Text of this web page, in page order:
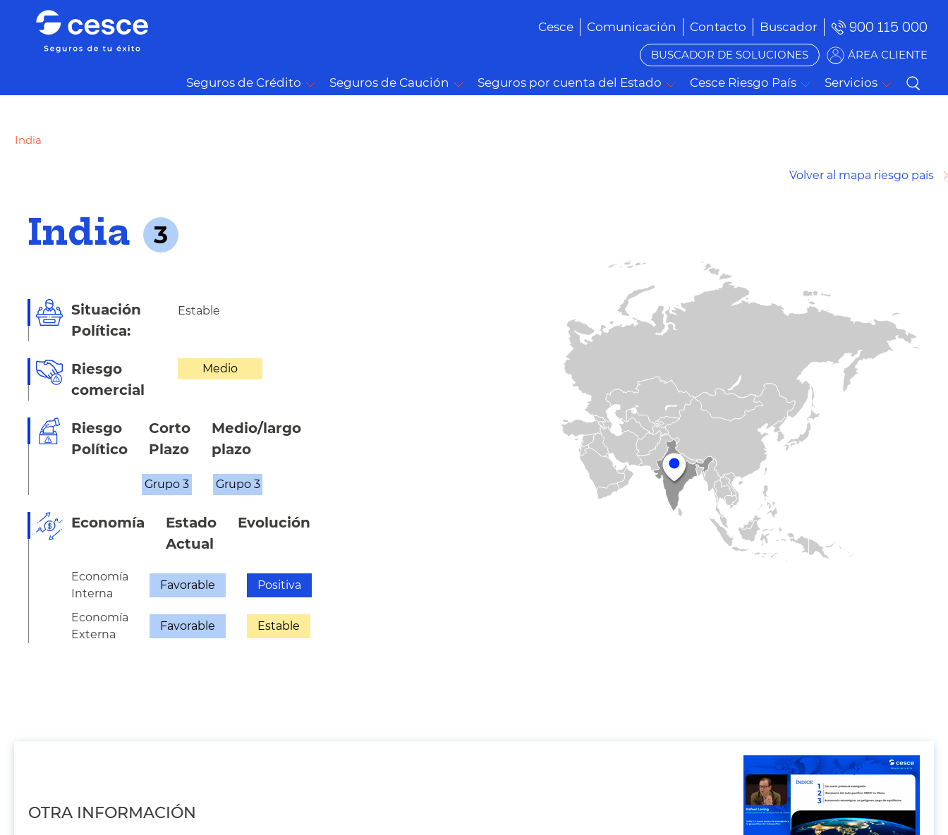
Cesce Comunicación Contacto Buscador 900 115 000
BUSCADOR DE SOLUCIONES ÁREA CLIENTE
Seguros de Crédito Seguros de Caución Seguros por cuenta del Estado Cesce Riesgo País Servicios
India
´Volver al mapa riesgo país
India 3
Situación
Política:
Estable
Riesgo
comercial
Medio
Riesgo
Político
Corto
Plazo
Medio/largo
plazo
Grupo 3 Grupo 3
Economía
Estado
Actual
Evolución
Economía
Interna
Favorable Positiva
Economía
Externa
Favorable Estable
OTRA INFORMACIÓN